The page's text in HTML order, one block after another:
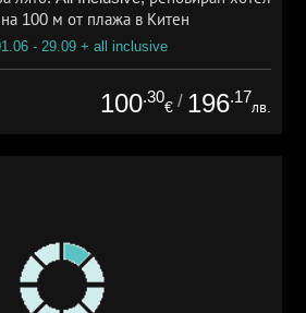
100 м от плажа в Китен
- 29.09 + all inclusive
100.30
€ / 196.17
лв.